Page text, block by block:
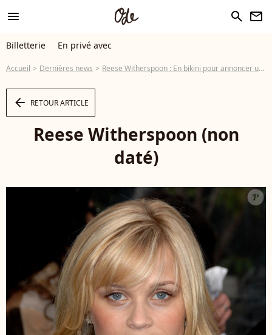
menu search newsletter
Billetterie En privé avec
Accueil Dernières news Reese Witherspoon : En bikini pour annoncer une nouvelle "Revanche" !
arrow_left RETOUR ARTICLE
Reese Witherspoon (non
daté)